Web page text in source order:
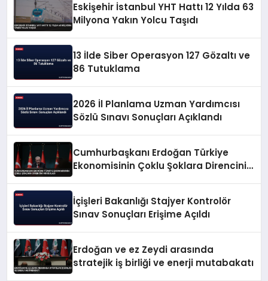
Eskişehir İstanbul YHT Hattı 12 Yılda 63
Milyona Yakın Yolcu Taşıdı
13 İlde Siber Operasyon 127 Gözaltı ve
86 Tutuklama
2026 İl Planlama Uzman Yardımcısı
Sözlü Sınavı Sonuçları Açıklandı
Cumhurbaşkanı Erdoğan Türkiye
Ekonomisinin Çoklu Şoklara Direncini
İçişleri Bakanlığı Stajyer Kontrolör
Sınav Sonuçları Erişime Açıldı
Erdoğan ve ez Zeydi arasında
stratejik iş birliği ve enerji mutabakatı